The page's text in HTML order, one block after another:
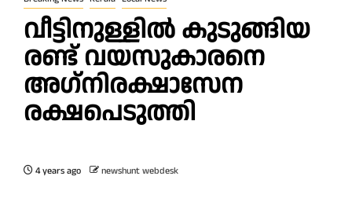
വീട്ടിനുള്ളില്‍ കുടുങ്ങിയ
രണ്ട് വയസുകാരനെ
അഗ്‌നിരക്ഷാസേന
രക്ഷപെടുത്തി
4 years ago newshunt webdesk